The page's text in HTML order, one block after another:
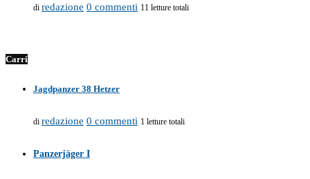
di redazione 0 commenti 11 letture totali
Carri
Jagdpanzer 38 Hetzer
di redazione 0 commenti 1 letture totali
Panzerjäger I